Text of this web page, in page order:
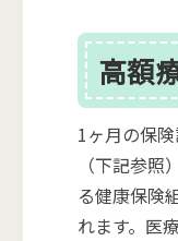
高額
1ヶ月の保
（下記参
る健康保険
れます。医